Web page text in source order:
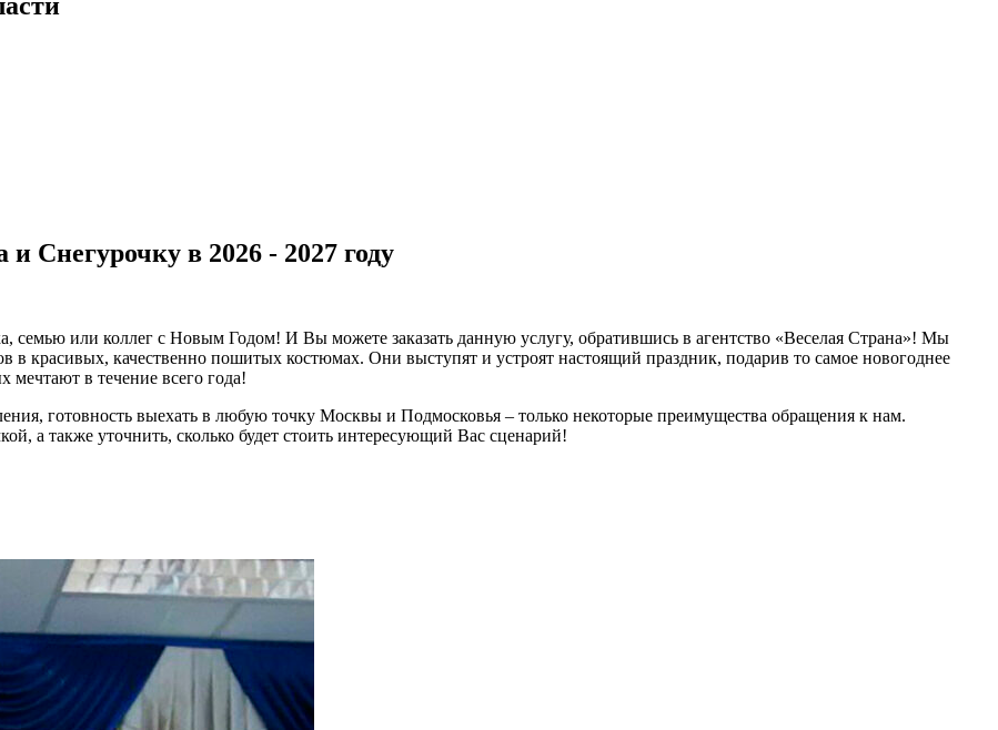
Снегурочку в 2026 - 2027 году
семью или коллег с Новым Годом! И Вы можете заказать данную услугу, обратившись в агентство «Веселая Страна»! Мы
в красивых, качественно пошитых костюмах. Они выступят и устроят настоящий праздник, подарив то самое новогоднее
мечтают в течение всего года!
готовность выехать в любую точку Москвы и Подмосковья – только некоторые преимущества обращения к нам.
а также уточнить, сколько будет стоить интересующий Вас сценарий!